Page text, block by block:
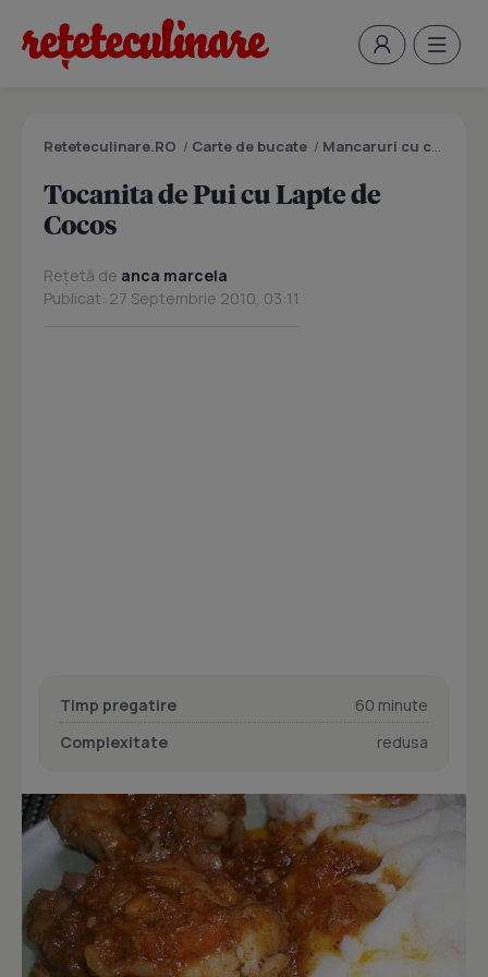
Reteteculinare.RO / Carte de bucate / Mancaruri cu carne
Tocanita de Pui cu Lapte de
Cocos
Rețetă de anca marcela
Publicat: 27 Septembrie 2010, 03:11
Timp pregatire
60 minute
Complexitate
redusa